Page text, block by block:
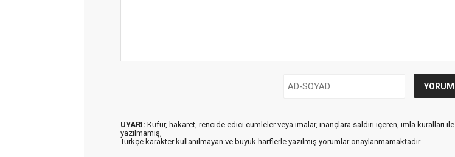
UYARI: Küfür, hakaret, rencide edici cümleler veya imalar, inançlara saldırı içeren, imla kuralları ile
yazılmamış,
Türkçe karakter kullanılmayan ve büyük harflerle yazılmış yorumlar onaylanmamaktadır.